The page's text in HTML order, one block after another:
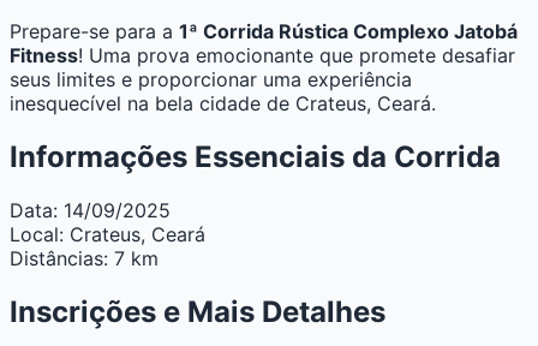
Prepare-se para a 1ª Corrida Rústica Complexo Jatobá
Fitness! Uma prova emocionante que promete desafiar
seus limites e proporcionar uma experiência
inesquecível na bela cidade de Crateus, Ceará.
Informações Essenciais da Corrida
Data: 14/09/2025
Local: Crateus, Ceará
Distâncias: 7 km
Inscrições e Mais Detalhes